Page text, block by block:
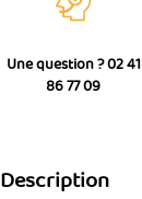
Une question ? 02 41
86 77 09
Description